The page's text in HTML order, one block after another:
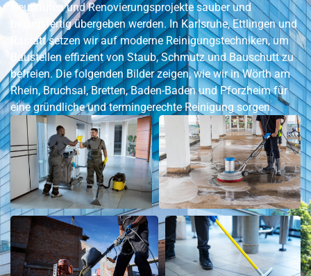
Neubauten und Renovierungsprojekte sauber und
bezugsfertig übergeben werden. In Karlsruhe,Ettlingenund
Rastatt setzen wir auf moderne Reinigungstechniken, um
Baustellen effizient von Staub, Schmutz und Bauschutt zu
befreien. Die folgenden Bilder zeigen, wie wir inWörth am
Rhein, Bruchsal, Bretten, Baden-Baden und Pforzheim für
eine gründliche und termingerechte Reinigung sorgen.